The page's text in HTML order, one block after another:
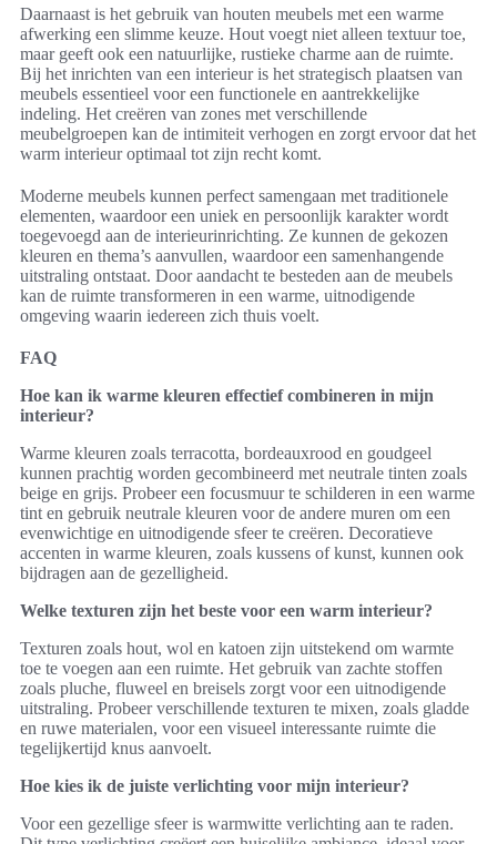
Daarnaast is het gebruik van houten meubels met een warme
afwerking een slimme keuze. Hout voegt niet alleen textuur toe,
maar geeft ook een natuurlijke, rustieke charme aan de ruimte.
Bij het inrichten van een interieur is het strategisch plaatsen van
meubels essentieel voor een functionele en aantrekkelijke
indeling. Het creëren van zones met verschillende
meubelgroepen kan de intimiteit verhogen en zorgt ervoor dat het
warm interieur optimaal tot zijn recht komt.
Moderne meubels kunnen perfect samengaan met traditionele
elementen, waardoor een uniek en persoonlijk karakter wordt
toegevoegd aan de interieurinrichting. Ze kunnen de gekozen
kleuren en thema’s aanvullen, waardoor een samenhangende
uitstraling ontstaat. Door aandacht te besteden aan de meubels
kan de ruimte transformeren in een warme, uitnodigende
omgeving waarin iedereen zich thuis voelt.
FAQ
Hoe kan ik warme kleuren effectief combineren in mijn
interieur?
Warme kleuren zoals terracotta, bordeauxrood en goudgeel
kunnen prachtig worden gecombineerd met neutrale tinten zoals
beige en grijs. Probeer een focusmuur te schilderen in een warme
tint en gebruik neutrale kleuren voor de andere muren om een
evenwichtige en uitnodigende sfeer te creëren. Decoratieve
accenten in warme kleuren, zoals kussens of kunst, kunnen ook
bijdragen aan de gezelligheid.
Welke texturen zijn het beste voor een warm interieur?
Texturen zoals hout, wol en katoen zijn uitstekend om warmte
toe te voegen aan een ruimte. Het gebruik van zachte stoffen
zoals pluche, fluweel en breisels zorgt voor een uitnodigende
uitstraling. Probeer verschillende texturen te mixen, zoals gladde
en ruwe materialen, voor een visueel interessante ruimte die
tegelijkertijd knus aanvoelt.
Hoe kies ik de juiste verlichting voor mijn interieur?
Voor een gezellige sfeer is warmwitte verlichting aan te raden.